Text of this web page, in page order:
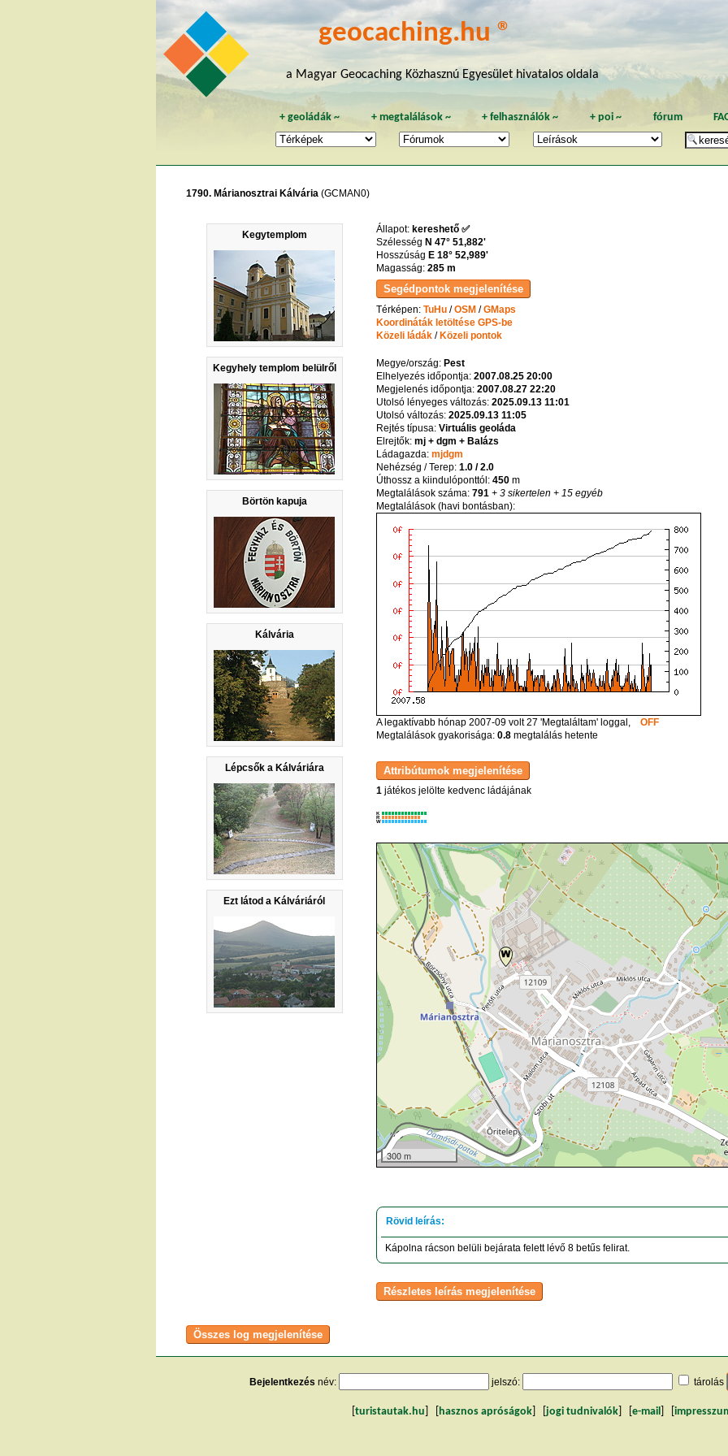
geocaching.hu ®
a Magyar Geocaching Közhasznú Egyesület hivatalos oldala
+geoládák ~ + megtalálások~ +felhasználók ~ + poi~ fórum
1790. Márianosztrai Kálvária (GCMAN0)
Kegytemplom
Kegyhely templom belülről
Börtön kapuja
Kálvária
Lépcsők a Kálváriára
Ezt látod a Kálváriáról
Állapot: kereshető ✅
Szélesség N 47° 51,882'
Hosszúság E 18° 52,989'
Magasság: 285 m
Térképen: TuHu/OSM /GMaps
Koordináták letöltése GPS-be
Közeli ládák/ Közeli pontok
Megye/ország: Pest
Elhelyezés időpontja: 2007.08.25 20:00
Megjelenés időpontja: 2007.08.27 22:20
Utolsó lényeges változás: 2025.09.13 11:01
Utolsó változás: 2025.09.13 11:05
Rejtés típusa: Virtuális geoláda
Elrejtők: mj + dgm + Balázs
Ládagazda: mjdgm
Nehézség / Terep: 1.0 / 2.0
Úthossz a kiindulóponttól: 450m
Megtalálások száma: 791+ 3 sikertelen + 15 egyéb
Megtalálások (havi bontásban):
A legaktívabb hónap 2007-09 volt 27 'Megtaláltam' loggal, OFF
Megtalálások gyakorisága: 0.8megtalálás hetente
1játékos jelölte kedvenc ládájának
K
R
W
300 m
Kápolna rácson belüli bejárata felett lévő 8 betűs felirat.
Bejelentkezés név: jelszó: tárolás
turistautak.hu hasznos apróságok jogi tudnivalók e-mail